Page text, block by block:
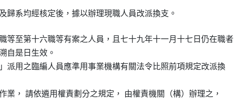
歸系均經核定後，據以辦理現職人員改派換支。
等至第十六職等有案之人員，且七十九年十一月十七日仍在職者
自是日生效。
」派用之臨編人員應準用事業機構有關法令比照前項規定改派換
業， 請依遴用權責劃分之規定， 由權責機關（構）辦理之，